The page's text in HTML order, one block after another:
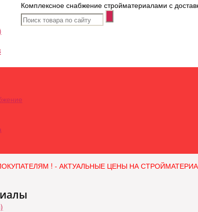
Комплексное снабжение стройматериалами с
! - АКТУАЛЬНЫЕ ЦЕНЫ НА